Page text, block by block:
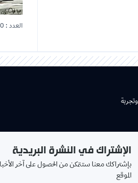
العدد : 11520
الإشتراك في النشرة البريدية
بإشتراكك معنا ستتمكن من الحصول على آخر
الموقع